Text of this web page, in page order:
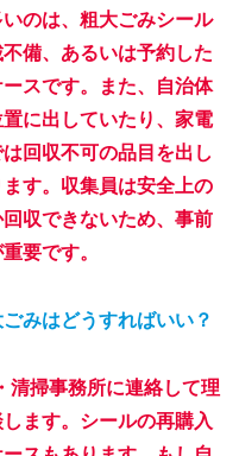
のは、 粗大ごみシール
不備、あるいは予約した
スです。また、自治体
に出していたり、家電
回収不可の品目 を出し
す。収集員は安全上の
収できないため、事前
要です。
みはどうすればいい？
清掃事務所に連絡して理
ます。シールの再購入